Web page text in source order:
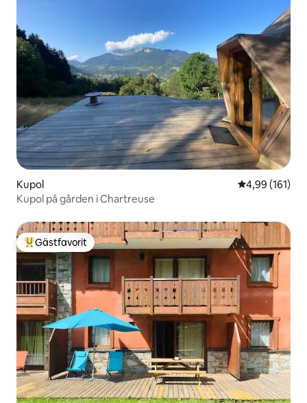
Kupol 4,99 av 5 i
4,99 (161)
Kupol på gården i Chartreuse
Populär gästfavorit
Gästfavorit